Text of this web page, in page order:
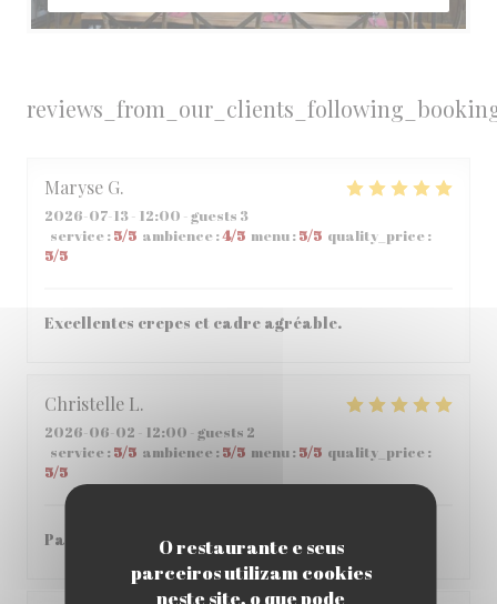
O restaurante e seus
parceiros utilizam cookies
neste site, o que pode
Maryse G
2026-07-13- 12:00 - guests 3
service :5/5 ambience :4/5 menu:5/5 quality_price :
5/5
Excellentes crepes et cadre agréable.
Christelle L
2026-06-02 - 12:00 - guests 2
service :5/5 ambience :5/5 menu:5/5 quality_price :
5/5
Parfait , accueil et repas parfait